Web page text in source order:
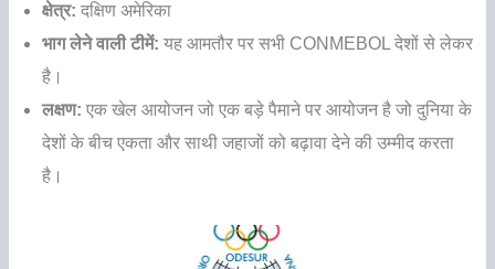
क्षेत्र: दक्षिण अमेरिका
भाग लेने वाली टीमें: यह आमतौर पर सभी CONMEBOL देशों से लेकर
है।
लक्षण: एक खेल आयोजन जो एक बड़े पैमाने पर आयोजन है जो दुनिया के
देशों के बीच एकता और साथी जहाजों को बढ़ावा देने की उम्मीद करता
है।